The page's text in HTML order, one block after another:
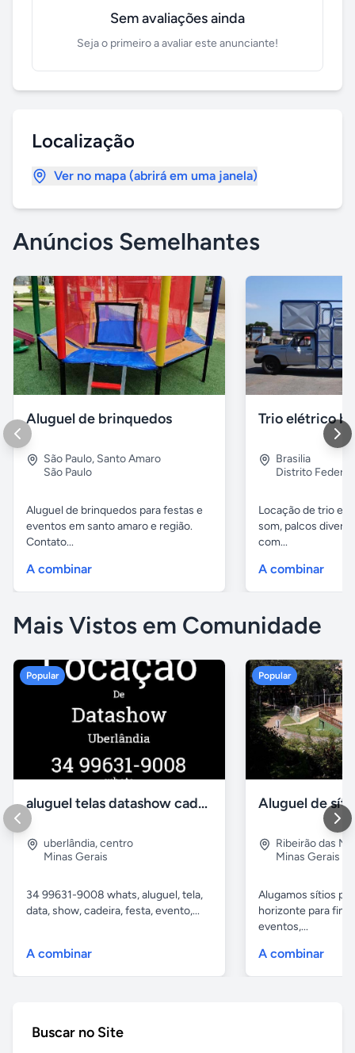
Sem avaliações ainda
Seja o primeiro a avaliar este anunciante!
Localização
Ver no mapa (abrirá em uma janela)
Anúncios Semelhantes
Aluguel de brinquedos
São Paulo, Santo Amaro
São Paulo
Aluguel de brinquedos para festas e
eventos em santo amaro e região.
Contato...
A combinar
Trio elétrico
Brasilia
Distrito Federal
Locação de trio
som, palcos
com...
A combinar
Mais Vistos em Comunidade
Popular
aluguel telas datashow cadeiras uberlândia
uberlândia,centro
Minas Gerais
34 99631-9008 whats, aluguel, tela,
data, show, cadeira, festa, evento,...
A combinar
Popular
Ribeirão das
Minas Gerais
Alugamos sítios
horizonte para
eventos,...
A combinar
Buscar no Site